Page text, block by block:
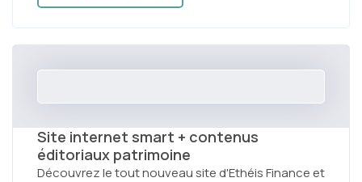
Site internet smart + contenus
éditoriaux patrimoine
Découvrez le tout nouveau site d'Ethéis Finance et